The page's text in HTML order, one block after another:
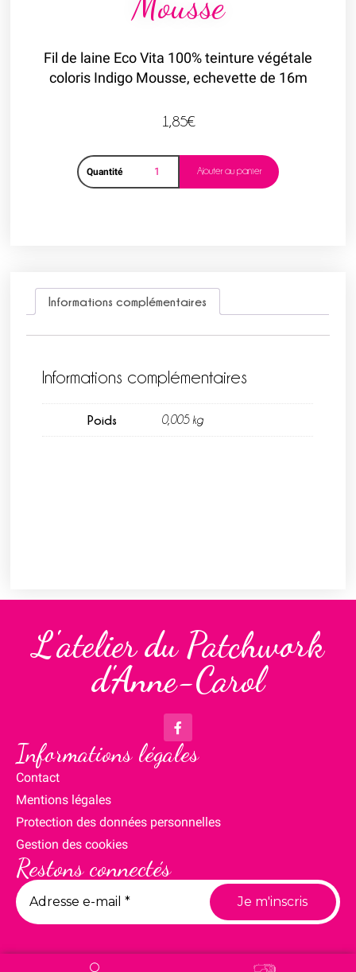
Fil de laine Eco Vita 100% teinture végétale
coloris Indigo Mousse, echevette de 16m
1,85€
Quantité Ajouter au panier
Informations complémentaires
Informations complémentaires
Poids 0,005 kg
L'atelier du Patchwork
d'Anne-Carol
Informations légales
Contact
Mentions légales
Protection des données personnelles
Gestion des cookies
Restons connectés